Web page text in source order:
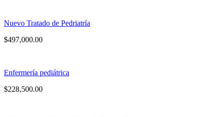
Nuevo Tratado de Pedriatría
$497,000.00
Enfermería pediátrica
$228,500.00